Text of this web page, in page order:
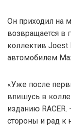
Он приходил на
возвращается в
коллектив Joest
автомобилем
«Уже после
впишусь в
изданию
стороны и рад к